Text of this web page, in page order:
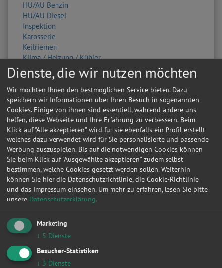
HU/AU Benzin
HU/AU Diesel
Inspektion
Karosserie
Keilriemen
Klima / Heizung / Kühler
Klimaservice
Kupplung
Lackierung
Lichtmaschine
Ölwechsel
Radlager
Radwechsel 4 Räder
Reifendienstleistung
Reifenwechsel 4 Räder
Scheibenservice
Scheinwerfer
Smart Repair
Sonstige
Turbolader
Wasserpumpe
Zahnriemen / Steuerkette
Zylinderkopf
Zylinderkopfdichtung
Dienste, die wir nutzen möchten
Wir möchten Ihnen den bestmöglichen Service bieten. Dazu
speichern wir Informationen über Ihren Besuch in sogenannten
Cookies. Einige von ihnen sind essentiell, während andere uns
helfen, diese Webseite und Ihre Erfahrung zu verbessern. Beim
Klick auf "Alle akzeptieren" wird für sie ebenfalls ein Profil erstellt
welches dazu verwendet wird für Sie personalisierte und passende
Werbung auszuspielen. Bis auf die notwendigen Cookies können
Sie beim Klick auf "Ausgewählte akzeptieren" zudem selbst
bestimmen, welche Cookies gesetzt werden sollen. Weiterhin
können Sie hier die Datenschutzrichtlinie, die Cookie-Richtlinie
und das Impressum einsehen. Um mehr zu erfahren, lesen Sie bitte
unsere Datenschutzerklärung.
Marketing
↓ 5 Dienste
Besucher-Statistiken
↓ 3 Dienste